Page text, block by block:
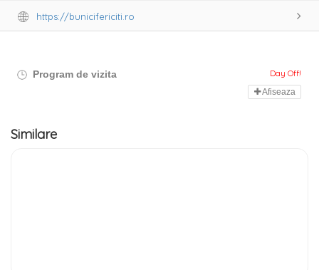
https://bunicifericiti.ro
Program de vizita Day Off!
Afiseaza
Similare